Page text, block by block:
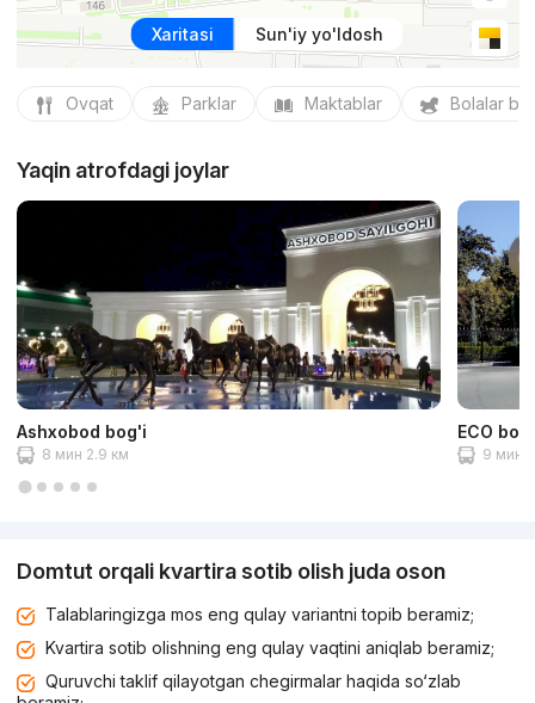
Xaritasi Sun'iy yo'ldosh
Ovqat Parklar Maktablar Bolalar
Yaqin atrofdagi joylar
Ashxobod bog'i
8 мин 2.9 км
ECO
9 мин
Domtut orqali kvartira sotib olish juda oson
Talablaringizga mos eng qulay variantni topib beramiz;
Kvartira sotib olishning eng qulay vaqtini aniqlab beramiz;
Quruvchi taklif qilayotgan chegirmalar haqida so‘zlab